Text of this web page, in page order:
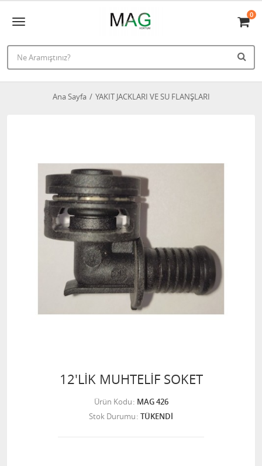
0
Ana Sayfa YAKIT JACKLARI VE SU FLANŞLARI
12'LİK MUHTELİF SOKET
Ürün Kodu MAG 426
Stok Durumu TÜKENDİ